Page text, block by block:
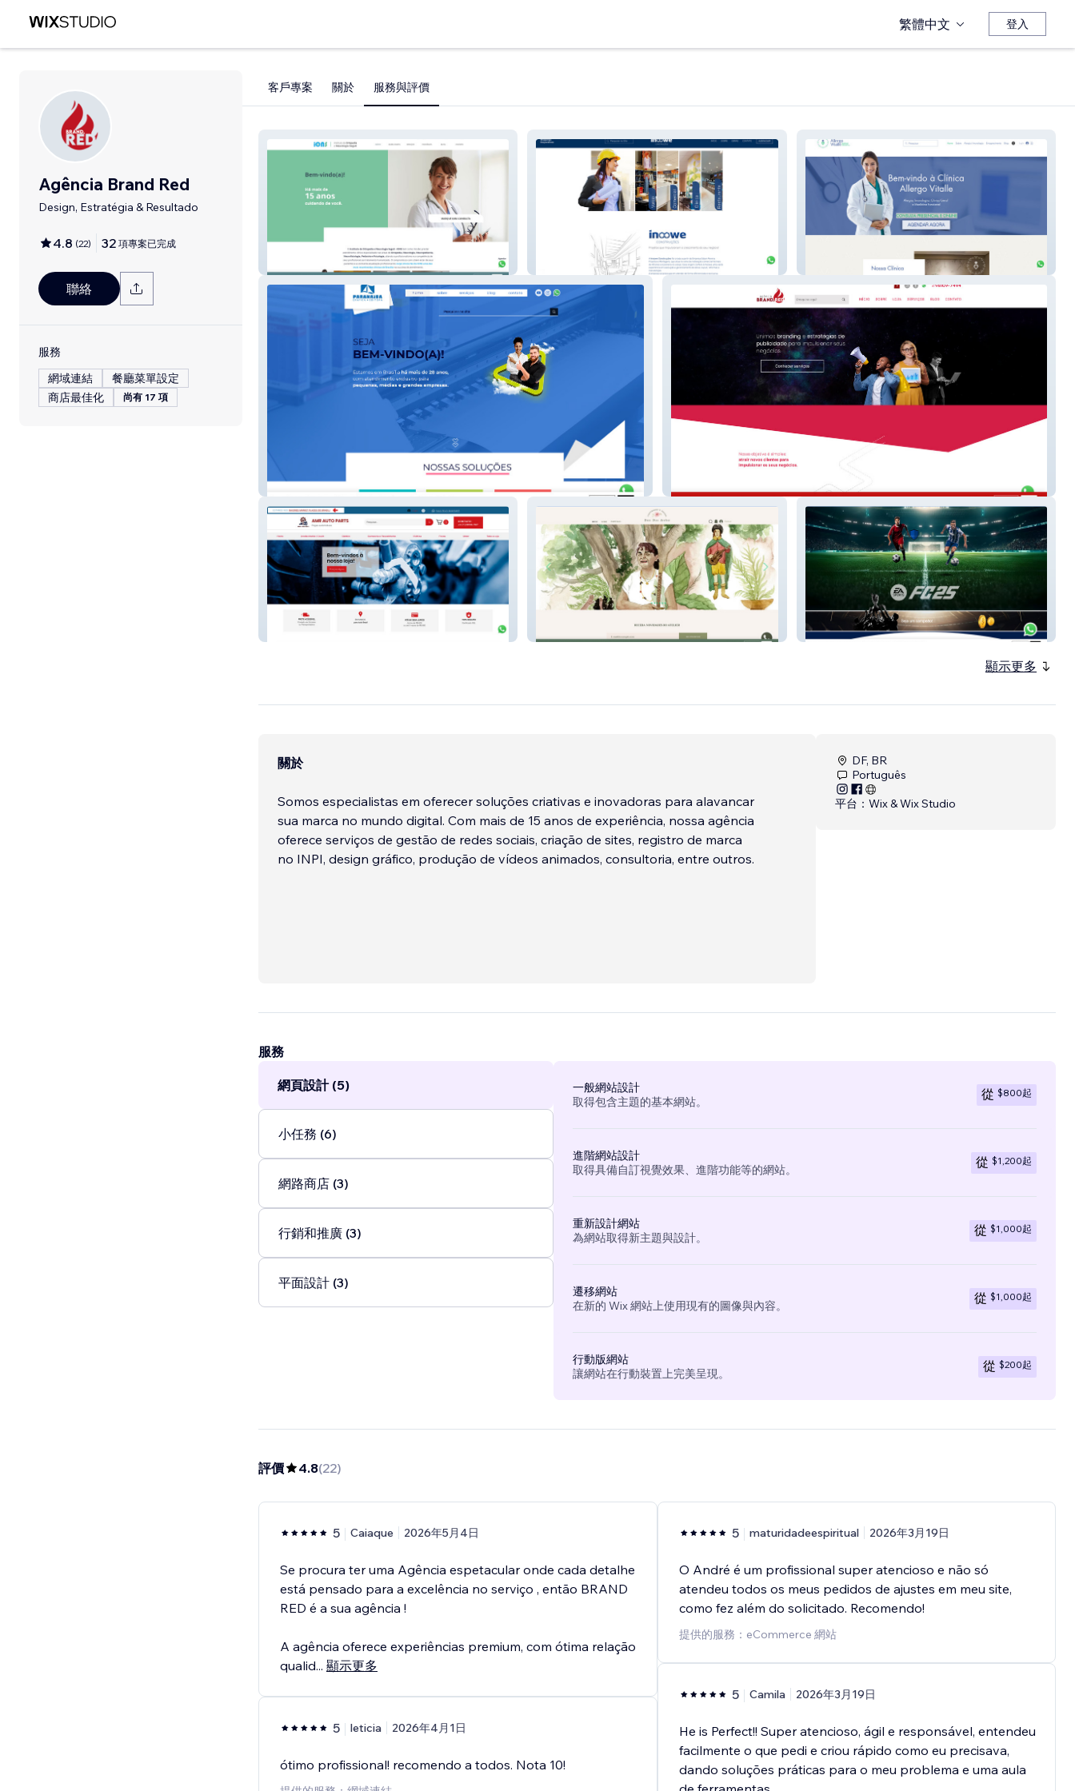
繁體中文 登入
Agência Brand Red
Design, Estratégia & Resultado
4.8 (22) 32 項專案已完成
聯絡
服務
網域連結
餐廳菜單設定
商店最佳化
尚有 17 項
客戶專案 關於 服務與評價
Inoowe Construções Allergo Vitalle
Gráfica Paranaíba
Amr Auto Parts Optimuss Coins
顯示更多
關於
Somos especialistas em oferecer soluções criativas e inovadoras para alavancar
sua marca no mundo digital. Com mais de 15 anos de experiência, nossa agência
oferece serviços de gestão de redes sociais, criação de sites, registro de marca
no INPI, design gráfico, produção de vídeos animados, consultoria, entre outros.
DF, BR
Português
平台： Wix & Wix Studio
服務
網頁設計 (5)
小任務 (6)
網路商店 (3)
行銷和推廣 (3)
平面設計 (3)
一般網站設計
取得包含主題的基本網站。
從 $800起
進階網站設計
取得具備自訂視覺效果、進階功能等的網站。
從 $1,200起
重新設計網站
為網站取得新主題與設計。
從 $1,000起
遷移網站
在新的 Wix 網站上使用現有的圖像與內容。
從 $1,000起
行動版網站
讓網站在行動裝置上完美呈現。
從 $200起
評價 4.8(22)
5 Caiaque 2026年5月4日
Se procura ter uma Agência espetacular onde cada detalhe
está pensado para a excelência no serviço , então BRAND
RED é a sua agência !
A agência oferece experiências premium, com ótima relação
qualid... 顯示更多
5 leticia 2026年4月1日
ótimo profissional! recomendo a todos. Nota 10!
5 maturidadeespiritual 2026年3月19日
O André é um profissional super atencioso e não só
atendeu todos os meus pedidos de ajustes em meu site,
como fez além do solicitado. Recomendo!
提供的服務：eCommerce 網站
5 Camila 2026年3月19日
He is Perfect!! Super atencioso, ágil e responsável, entendeu
facilmente o que pedi e criou rápido como eu precisava,
dando soluções práticas para o meu problema e uma aula